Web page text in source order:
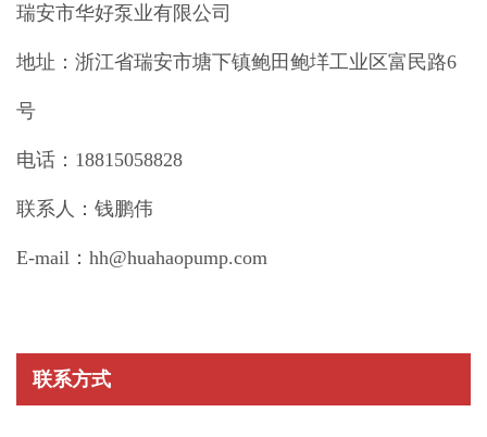
瑞安市华好泵业有限公司
地址：浙江省瑞安市塘下镇鲍田鲍垟工业区富民路6
号
电话：18815058828
联系人：钱鹏伟
E-mail：hh@huahaopump.com
联系方式